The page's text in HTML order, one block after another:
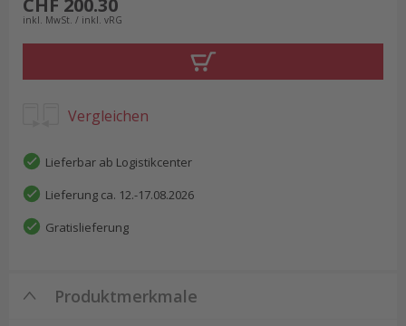
CHF 200.30
inkl. MwSt. / inkl. vRG
Vergleichen
Lieferbar ab Logistikcenter
Lieferung ca. 12.-17.08.2026
Gratislieferung
Produktmerkmale